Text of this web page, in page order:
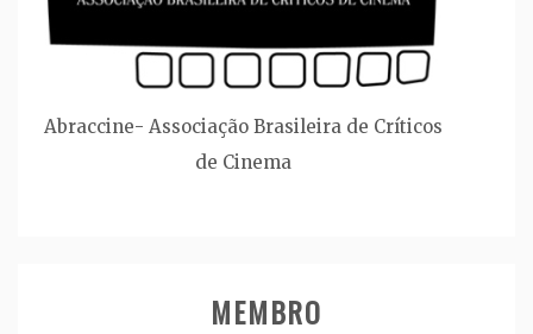
Abraccine- Associação Brasileira de Críticos
de Cinema
MEMBRO